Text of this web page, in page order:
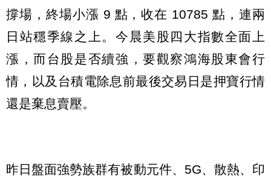
撐場，終場小漲 9 點，收在 10785 點，連兩
日站穩季線之上。今晨美股四大指數全面上
漲，而台股是否續強，要觀察鴻海股東會行
情，以及台積電除息前最後交易日是押寶行情
還是棄息賣壓。
昨日盤面強勢族群有被動元件、5G、散熱、印